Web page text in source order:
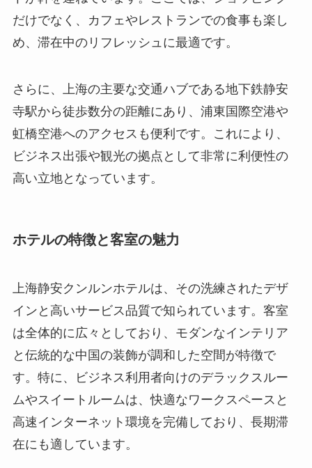
だけでなく、カフェやレストランでの食事も楽し
め、滞在中のリフレッシュに最適です。
寺駅から徒歩数分の距離にあり、浦東国際空港や
虹橋空港へのアクセスも便利です。これにより、
ビジネス出張や観光の拠点として非常に利便性の
高い立地となっています。
インと高いサービス品質で知られています。客室
は全体的に広々としており、モダンなインテリア
と伝統的な中国の装飾が調和した空間が特徴で
す。特に、ビジネス利用者向けのデラックスルー
ムやスイートルームは、快適なワークスペースと
高速インターネット環境を完備しており、長期滞
在にも適しています。